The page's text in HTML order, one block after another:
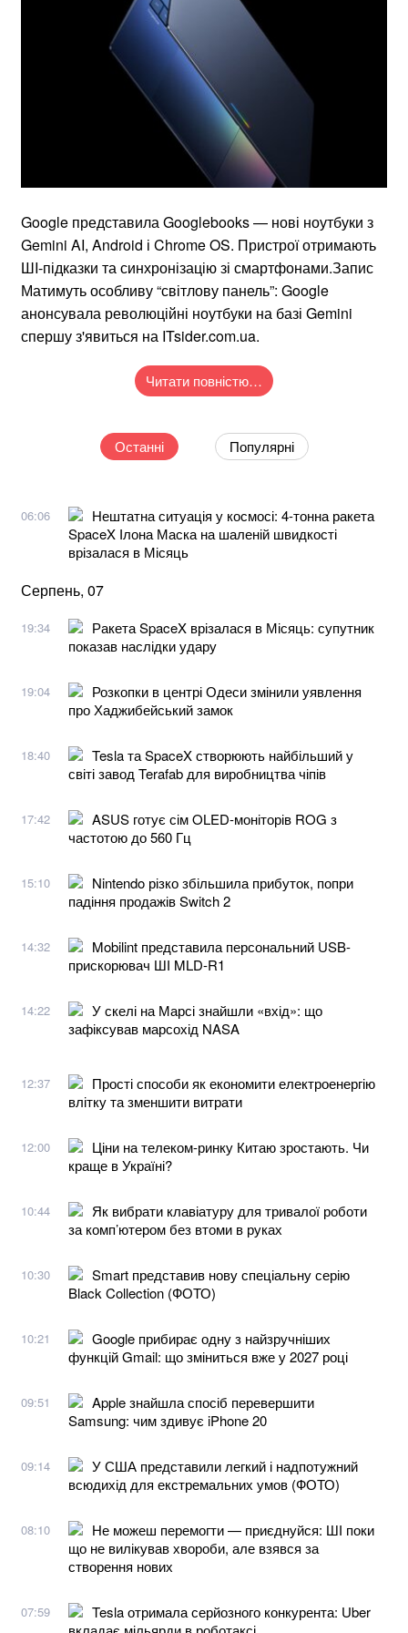
Google представила Googlebooks — нові ноутбуки з
Gemini AI, Android і Chrome OS. Пристрої отримають
ШI-підказки та синхронізацію зі смартфонами.Запис
Матимуть особливу “світлову панель”: Google
анонсувала революційні ноутбуки на базі Gemini
спершу з'явиться на ITsider.com.ua.
Читати повністю…
Останні Популярні
06:06
Нештатна ситуація у космосі: 4-тонна ракета
SpaceX Ілона Маска на шаленій швидкості
врізалася в Місяць
Серпень, 07
19:34
Ракета SpaceX врізалася в Місяць: супутник
показав наслідки удару
19:04
Розкопки в центрі Одеси змінили уявлення
про Хаджибейський замок
18:40
Tesla та SpaceX створюють найбільший у
світі завод Terafab для виробництва чіпів
17:42
ASUS готує сім OLED-моніторів ROG з
частотою до 560 Гц
15:10
Nintendo різко збільшила прибуток, попри
падіння продажів Switch 2
14:32
Mobilint представила персональний USB-
прискорювач ШІ MLD-R1
14:22
У скелі на Марсі знайшли «вхід»: що
зафіксував марсохід NASA
12:37
Прості способи як економити електроенергію
влітку та зменшити витрати
12:00
Ціни на телеком-ринку Китаю зростають. Чи
краще в Україні?
10:44
Як вибрати клавіатуру для тривалої роботи
за комп’ютером без втоми в руках
10:30
Smart представив нову спеціальну серію
Black Collection (ФОТО)
10:21
Google прибирає одну з найзручніших
функцій Gmail: що зміниться вже у 2027 році
09:51
Apple знайшла спосіб перевершити
Samsung: чим здивує iPhone 20
09:14
У США представили легкий і надпотужний
всюдихід для екстремальних умов (ФОТО)
08:10
Не можеш перемогти — приєднуйся: ШІ поки
що не вилікував хвороби, але взявся за
створення нових
07:59
Tesla отримала серйозного конкурента: Uber